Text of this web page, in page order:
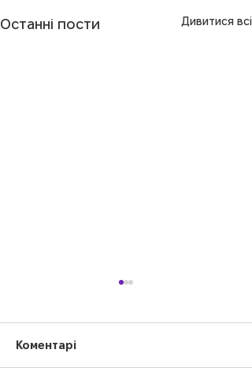
Останні пости Дивитися всі
Коментарі